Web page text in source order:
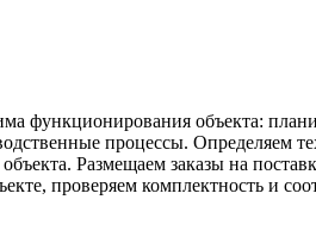
функционирования объекта:
процессы. Определяем
Размещаем заказы на
проверяем комплектность и